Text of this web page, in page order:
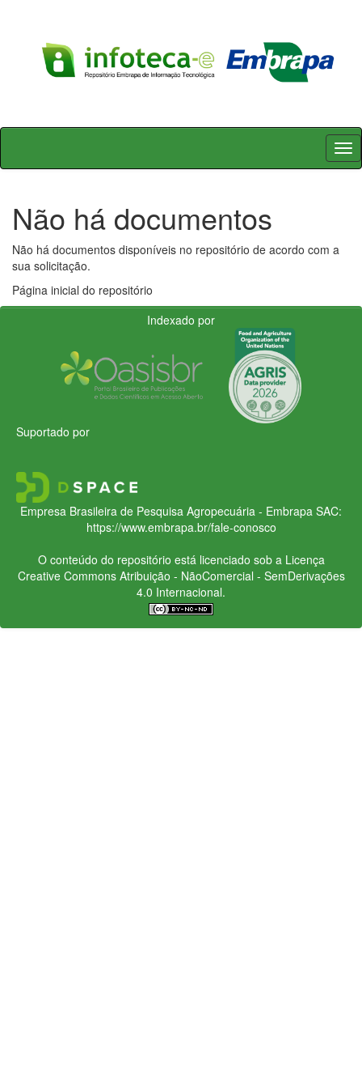
Skip
Não há documentos
Não há documentos disponíveis no repositório de acordo com a
sua solicitação.
Página inicial do repositório
Indexado por
Suportado por
Empresa Brasileira de Pesquisa Agropecuária - Embrapa SAC:
https://www.embrapa.br/fale-conosco
O conteúdo do repositório está licenciado sob a Licença
Creative CommonsAtribuição - NãoComercial - SemDerivações
4.0 Internacional.